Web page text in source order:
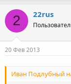
2 22rus
20 Фев 2013
Иван Подлубный